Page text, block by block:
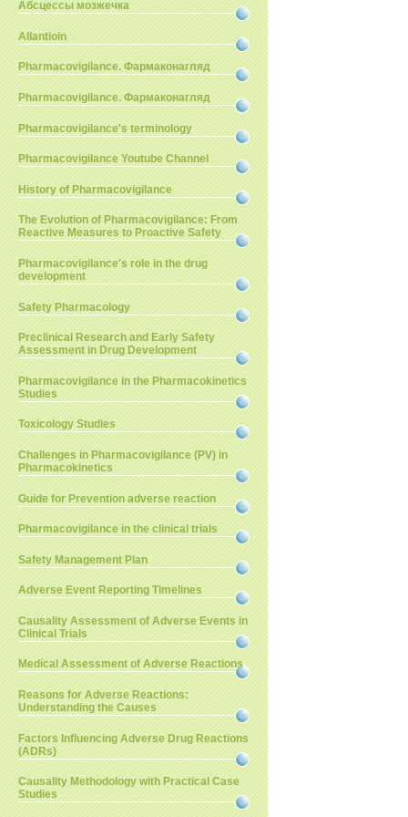
Абсцессы мозжечка
Allantioin
Pharmacovigilance. Фармаконагляд
Pharmacovigilance. Фармаконагляд
Pharmacovigilance's terminology
Pharmacovigilance Youtube Channel
History of Pharmacovigilance
The Evolution of Pharmacovigilance: From
Reactive Measures to Proactive Safety
Pharmacovigilance's role in the drug
development
Safety Pharmacology
Preclinical Research and Early Safety
Assessment in Drug Development
Pharmacovigilance in the Pharmacokinetics
Studies
Toxicology Studies
Challenges in Pharmacovigilance (PV) in
Pharmacokinetics
Guide for Prevention adverse reaction
Pharmacovigilance in the clinical trials
Safety Management Plan
Adverse Event Reporting Timelines
Causality Assessment of Adverse Events in
Clinical Trials
Medical Assessment of Adverse Reactions
Reasons for Adverse Reactions:
Understanding the Causes
Factors Influencing Adverse Drug Reactions
(ADRs)
Causality Methodology with Practical Case
Studies